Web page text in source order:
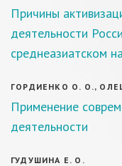
Причины
деятельности
среднеазиатском
ГОРДИЕНКО О. О.,
Применение
деятельности
ГУДУШИНА Е. О.